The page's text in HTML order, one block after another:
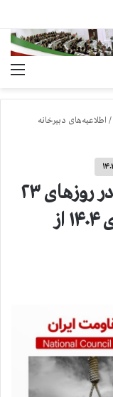
/ اطلاعیه‌های دبیرخانه
با اعدام دست کم ۲۷زندانی در روزهای ۲۳
تا ۲۵ شهریور شمار اعدامهای ۱۴۰۴ از